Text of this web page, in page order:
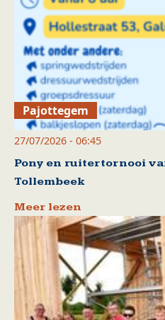
Pajottegem
27/07/2026 - 06:45
Pony en ruitertornooi
Tollembeek
Meer lezen